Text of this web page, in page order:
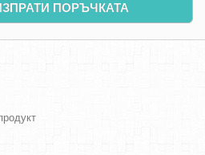
ПОРЪЧКАТА